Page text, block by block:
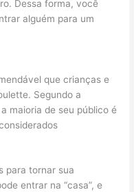
Dessa forma, você
alguém para um
que crianças e
Segundo a
maioria de seu público é
para tornar sua
entrar na “casa”, e